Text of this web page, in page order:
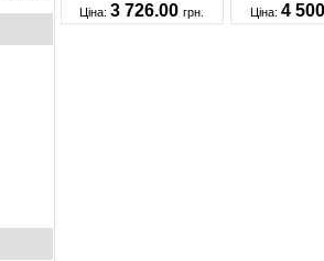
Ціна:3 726.00грн. Ціна: 4